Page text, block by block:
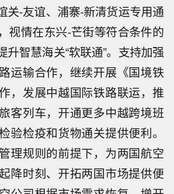
关-友谊、浦寨-新清货运专用通
视情在东兴-芒街等符合条件的
升智慧海关“软联通”。支持加强
运输合作，继续开展《国境铁
，发展中越国际铁路联运，推
客列车，开通更多中越跨境班
验检疫和货物通关提供便利。
理规则的前提下，为两国航空
降时刻、开拓两国市场提供便